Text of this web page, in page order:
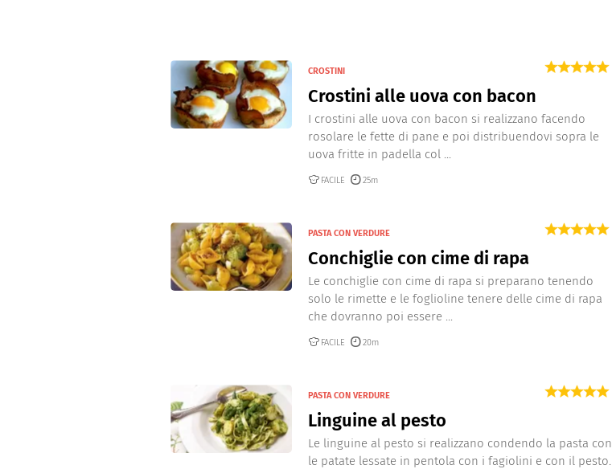
CROSTINI
Crostini alle uova con bacon
I crostini alle uova con bacon si realizzano facendo
rosolare le fette di pane e poi distribuendovi sopra le
uova fritte in padella col ...
FACILE 25m
PASTA CON VERDURE
Conchiglie con cime di rapa
Le conchiglie con cime di rapa si preparano tenendo
solo le rimette e le foglioline tenere delle cime di rapa
che dovranno poi essere ...
FACILE 20m
PASTA CON VERDURE
Linguine al pesto
Le linguine al pesto si realizzano condendo la pasta con
le patate lessate in pentola con i fagiolini e con il pesto.